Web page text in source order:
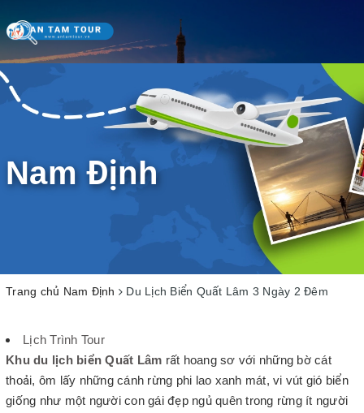
Toggle
navigation
Nam Định
Trang chủ Nam Định Du Lịch Biển Quất Lâm 3 Ngày 2 Đêm
Lịch Trình Tour
Khu du lịch biển Quất Lâm rất hoang sơ với những bờ cát
thoải, ôm lấy những cánh rừng phi lao xanh mát, vi vút gió biển
giống như một người con gái đẹp ngủ quên trong rừng ít người